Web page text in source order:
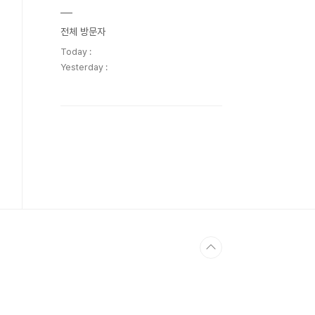
전체 방문자
Today :
Yesterday :